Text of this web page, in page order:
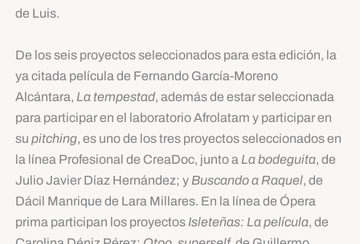
de Luis.
De los seis proyectos seleccionados para esta edición, la
ya citada película de Fernando García-Moreno
Alcántara, La tempestad, además de estar seleccionada
para participar en el laboratorio Afrolatam y participar en
su pitching, es uno de los tres proyectos seleccionados en
la línea Profesional de CreaDoc, junto a La bodeguita, de
Julio Javier Díaz Hernández; y Buscando a Raquel, de
Dácil Manrique de Lara Millares. En la línea de Ópera
prima participan los proyectos Isleteñas: La película, de